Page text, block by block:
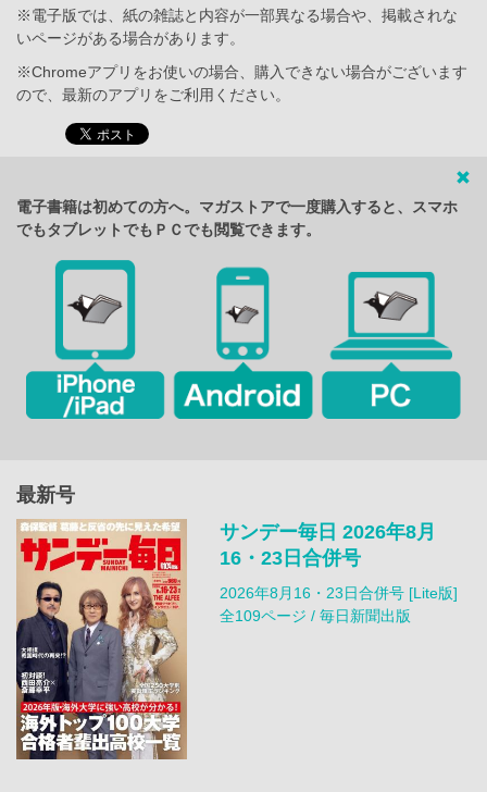
※電子版では、紙の雑誌と内容が一部異なる場合や、掲載されな
いページがある場合があります。
※Chromeアプリをお使いの場合、購入できない場合がございます
ので、最新のアプリをご利用ください。
電子書籍は初めての方へ。マガストアで一度購入すると、スマホ
でもタブレットでもＰＣでも閲覧できます。
最新号
サンデー毎日 2026年8月
16・23日合併号
2026年8月16・23日合併号 [Lite版]
全109ページ / 毎日新聞出版